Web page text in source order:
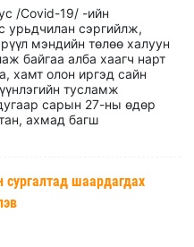
/Covid-19/ -ийн
урьдчилан сэргийлж,
мэндийн төлөө халуун
байгаа алба хаагч нарт
хамт олон иргэд сайн
тусламж
сарын 27-ны өдөр
ахмад багш
сургалтад шаардагдах